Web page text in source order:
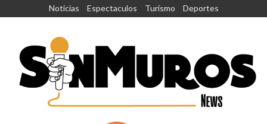
Noticias Espectaculos Turismo Deportes